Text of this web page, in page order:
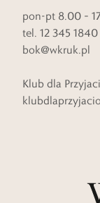
pon-pt 8.00 –
tel. 12 345 1840
bok@wkruk.pl
Klub dla